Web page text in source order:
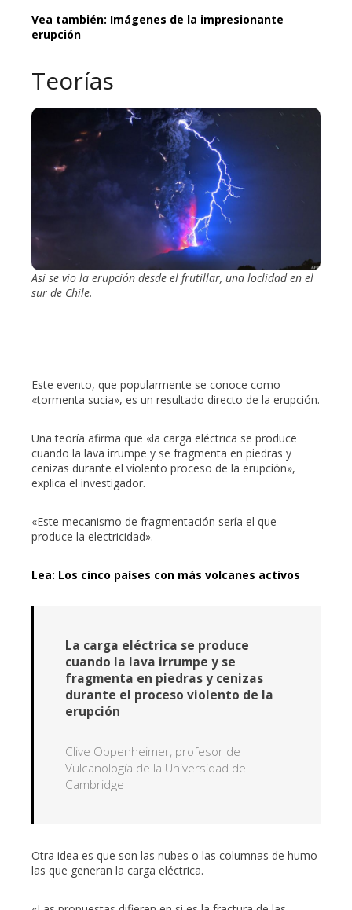
Vea también: Imágenes de la impresionante
erupción
Teorías
Asi se vio la erupción desde el frutillar, una loclidad en el
sur de Chile.
Este evento, que popularmente se conoce como
«tormenta sucia», es un resultado directo de la erupción.
Una teoría afirma que «la carga eléctrica se produce
cuando la lava irrumpe y se fragmenta en piedras y
cenizas durante el violento proceso de la erupción»,
explica el investigador.
«Este mecanismo de fragmentación sería el que
produce la electricidad».
Lea: Los cinco países con más volcanes activos
La carga eléctrica se produce
cuando la lava irrumpe y se
fragmenta en piedras y cenizas
durante el proceso violento de la
erupción
Clive Oppenheimer, profesor de
Vulcanología de la Universidad de
Cambridge
Otra idea es que son las nubes o las columnas de humo
las que generan la carga eléctrica.